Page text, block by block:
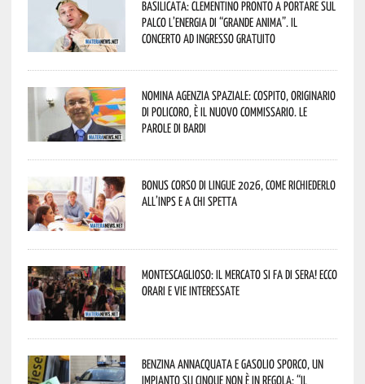
Basilicata: Clementino pronto a portare sul
palco l’energia di “Grande Anima”. Il
concerto ad ingresso gratuito
Nomina Agenzia Spaziale: Cospito, originario
di Policoro, è il nuovo commissario. Le
parole di Bardi
Bonus corso di lingue 2026, come richiederlo
all’INPS e a chi spetta
Montescaglioso: il mercato si fa di sera! Ecco
orari e vie interessate
Benzina annacquata e gasolio sporco, un
impianto su cinque non è in regola: “il